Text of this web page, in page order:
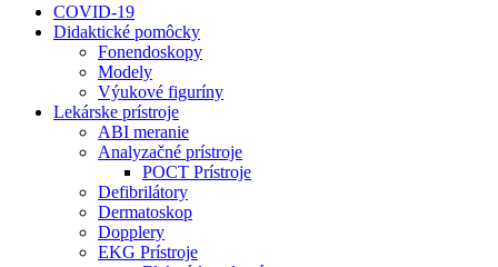
COVID-19
Didaktické pomôcky
Fonendoskopy
Modely
Výukové figuríny
Lekárske prístroje
ABI meranie
Analyzačné prístroje
POCT Prístroje
Defibrilátory
Dermatoskop
Dopplery
EKG Prístroje